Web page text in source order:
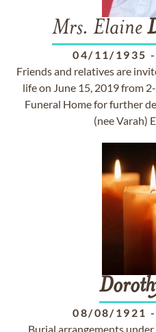
Mrs. Elaine
04/11/1935 -
Friends and relatives are
life on June 15, 2019 from
Funeral Home for further
(nee Varah)
08/08/1921 -
Burial arrangements